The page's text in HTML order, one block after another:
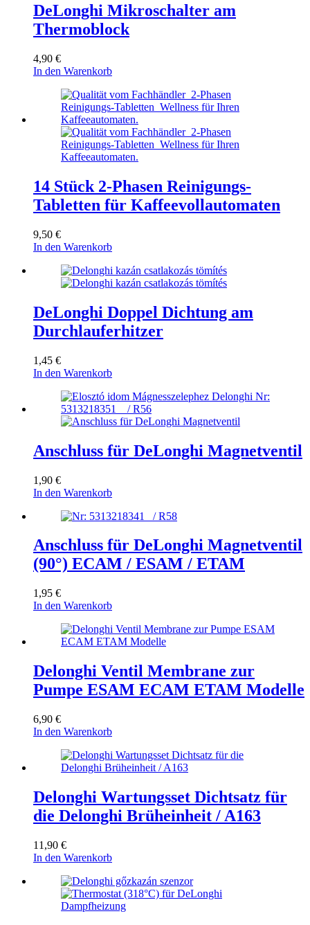
DeLonghi Mikroschalter am
Thermoblock
4,90 €
In den Warenkorb
14 Stück 2-Phasen Reinigungs-
Tabletten für Kaffeevollautomaten
9,50 €
In den Warenkorb
DeLonghi Doppel Dichtung am
Durchlauferhitzer
1,45 €
In den Warenkorb
Anschluss für DeLonghi Magnetventil
1,90 €
In den Warenkorb
Anschluss für DeLonghi Magnetventil
(90°) ECAM / ESAM / ETAM
1,95 €
In den Warenkorb
Delonghi Ventil Membrane zur
Pumpe ESAM ECAM ETAM Modelle
6,90 €
In den Warenkorb
Delonghi Wartungsset Dichtsatz für
die Delonghi Brüheinheit / A163
11,90 €
In den Warenkorb